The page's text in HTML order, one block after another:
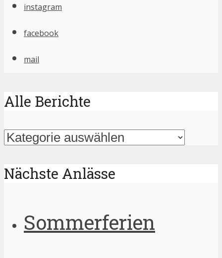
instagram
facebook
mail
Alle Berichte
Alle
Nächste Anlässe
Sommerferien